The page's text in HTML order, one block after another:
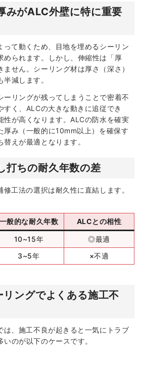
みがALC外壁に特に重要
って動くため、目地を埋めるシーリン
められます。しかし、伸縮性は「厚
せん。シーリング材は厚さ（深さ）
減します。
ーリングが残ってしまうことで密着不
すく、ALCの大きな動きに追従でき
性が高くなります。ALCの防水を確実
厚み（一般的に10mm以上）を確保す
えが最適となります。
打ちの耐久年数の差
工法の選択は耐久性に直結します。
一般的な耐久年数 ALCとの相性
10~15年
◎最適
3~5年 ×不適
ングでよくある施工不
は、施工不良が起きると一気にトラブ
のが以下のケースです。